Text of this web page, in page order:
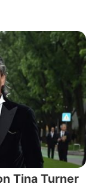
Tina Turner